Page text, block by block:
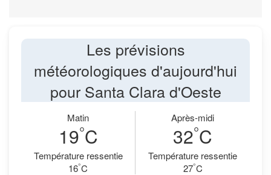
Les prévisions
météorologiques d'aujourd'hui
pour Santa Clara d'Oeste
Matin
19°C
Température ressentie
16°C
Après-midi
32°C
Température ressentie
27°C